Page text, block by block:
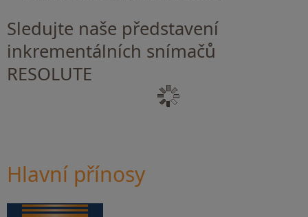
Sledujte naše představení
inkrementálních snímačů
RESOLUTE
Hlavní přínosy